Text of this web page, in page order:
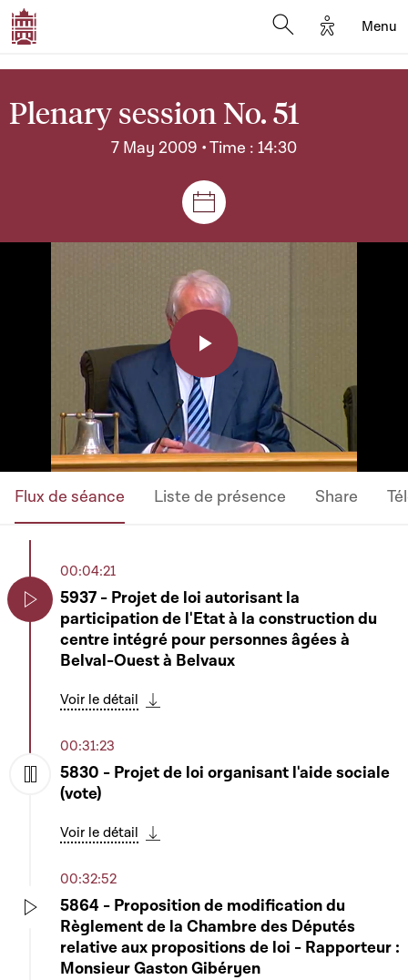
Options
Menu
Plenary session No. 51
7 May 2009 • Time : 14:30
Sessions and meetings
Play
Video
Flux de séance Liste de présence Share
00:04:21
5937 - Projet de loi autorisant la
participation de l'Etat à la construction du
centre intégré pour personnes âgées à
Belval-Ouest à Belvaux
Voir le détail
00:31:23
5830 - Projet de loi organisant l'aide sociale
(vote)
Voir le détail
00:32:52
5864 - Proposition de modification du
Règlement de la Chambre des Députés
relative aux propositions de loi - Rapporteur :
Monsieur Gaston Gibéryen